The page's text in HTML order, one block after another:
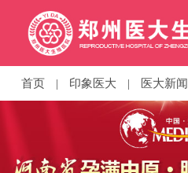
首页 | 印象医大 | 医大新闻